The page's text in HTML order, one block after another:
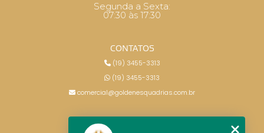
Segunda a Sexta:
07:30 às 17:30
CONTATOS
(19) 3455-3313
(19) 3455-3313
comercial@goldenesquadrias.com.br